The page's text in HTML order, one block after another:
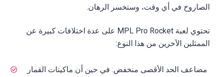
الصاروخ في أي وقت، وستخسر الرهان.
تحتوي لعبة MPL Pro Rocket على عدة اختلافات كبيرة عن
الممثلين الآخرين من هذا النوع:
مضاعف الحد الأقصى منخفض. في حين أن ماكينات القمار